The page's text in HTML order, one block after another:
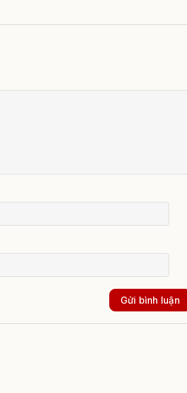
Gửi bình luận